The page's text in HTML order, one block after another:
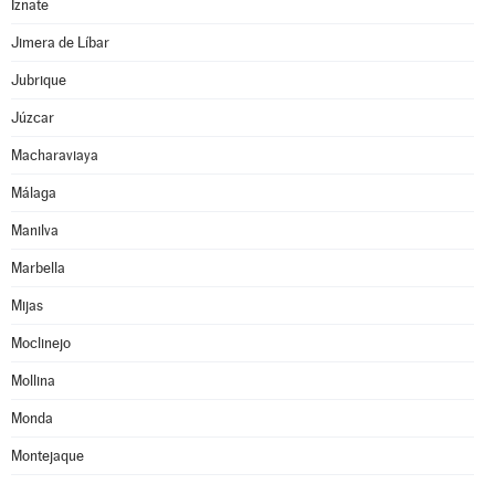
Iznate
Jimera de Líbar
Jubrique
Júzcar
Macharaviaya
Málaga
Manilva
Marbella
Mijas
Moclinejo
Mollina
Monda
Montejaque